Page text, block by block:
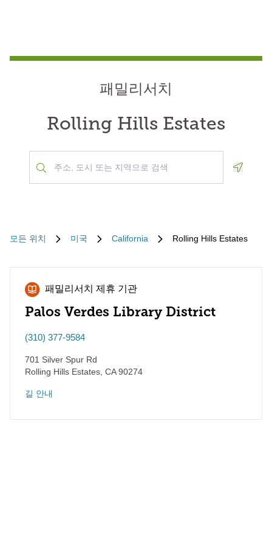
패밀리서치
Rolling Hills Estates
모든 위치 미국 California Rolling Hills Estates
패밀리서치 제휴 기관
Palos Verdes Library District
(310) 377-9584
701 Silver Spur Rd
Rolling Hills Estates CA90274
길 안내